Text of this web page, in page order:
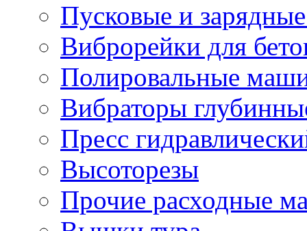
Пусковые и
Виброрейки для
Полировальные
Вибраторы
Пресс
Высоторезы
Прочие расходные